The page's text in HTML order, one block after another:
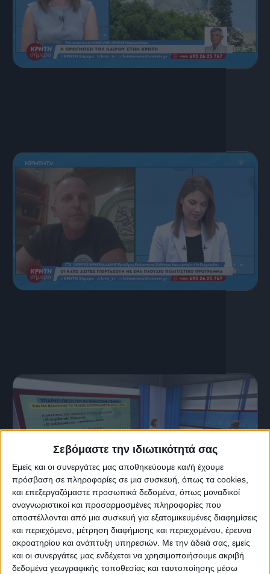
Σεβόμαστε την ιδιωτικότητά σας
Εμείς και οι συνεργάτες μας αποθηκεύουμε και/ή έχουμε
πρόσβαση σε πληροφορίες σε μια συσκευή, όπως τα cookies,
και επεξεργαζόμαστε προσωπικά δεδομένα, όπως μοναδικοί
αναγνωριστικοί και προσαρμοσμένες πληροφορίες που
αποστέλλονται από μια συσκευή για εξατομικευμένες διαφημίσεις
και περιεχόμενο, μέτρηση διαφήμισης και περιεχομένου, έρευνα
ακροατηρίου και ανάπτυξη υπηρεσιών. Με την άδειά σας, εμείς
και οι συνεργάτες μας ενδέχεται να χρησιμοποιήσουμε ακριβή
δεδομένα γεωγραφικής τοποθεσίας και ταυτοποίησης μέσω
15 Ιουλίου, 2026
ΚΡΗΤΗ ΣΗΜΕΡΑ 15.07.2026